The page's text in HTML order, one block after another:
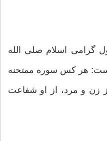
گرامی اسلام صلی الله
هر کس سوره ممتحنه
زن و مرد، از او شفاعت